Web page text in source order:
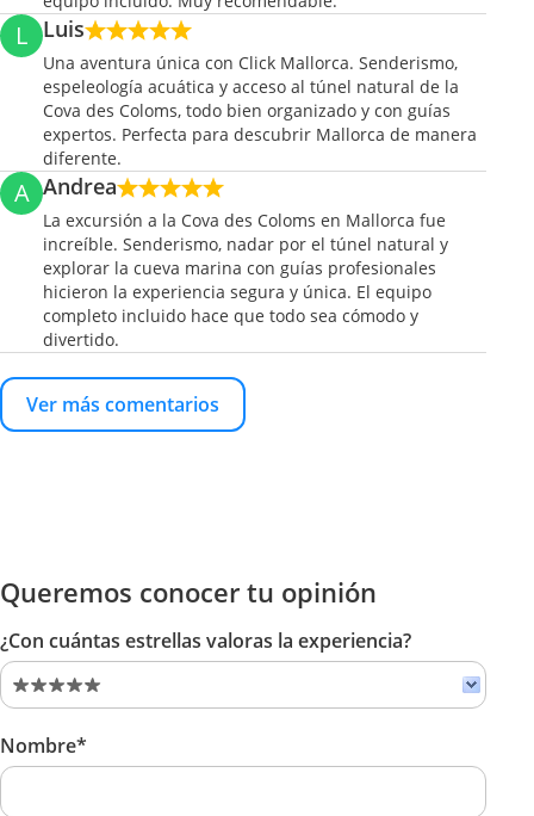
L Luis
Una aventura única con Click Mallorca. Senderismo,
espeleología acuática y acceso al túnel natural de la
Cova des Coloms, todo bien organizado y con guías
expertos. Perfecta para descubrir Mallorca de manera
diferente.
A Andrea
La excursión a la Cova des Coloms en Mallorca fue
increíble. Senderismo, nadar por el túnel natural y
explorar la cueva marina con guías profesionales
hicieron la experiencia segura y única. El equipo
completo incluido hace que todo sea cómodo y
divertido.
Ver más comentarios
Queremos conocer tu opinión
¿Con cuántas estrellas valoras la experiencia?
Nombre*